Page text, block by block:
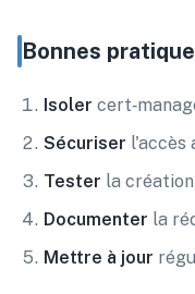
Bonnes
Isoler
Sécuriser l'accès
Tester la
Documenter la
Mettre à jour